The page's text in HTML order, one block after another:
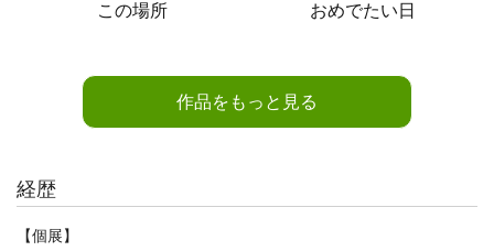
この場所 おめでたい日
作品をもっと見る
経歴
【個展】